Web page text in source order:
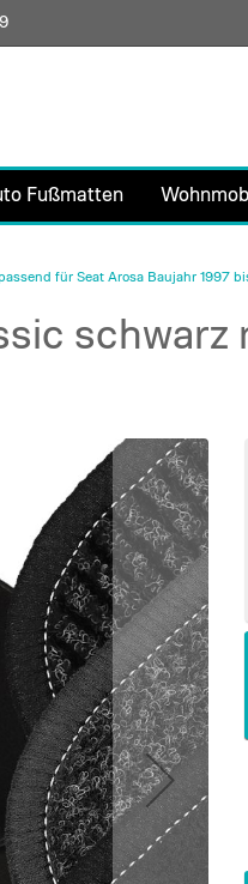
Direkt
zum
Fußmatten
für Seat Arosa Baujahr 1997